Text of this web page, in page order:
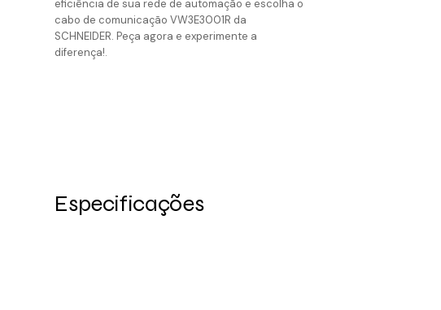
eficiência de sua rede de automação e escolha o
cabo de comunicação VW3E3001R da
SCHNEIDER. Peça agora e experimente a
diferença!.
Especificações